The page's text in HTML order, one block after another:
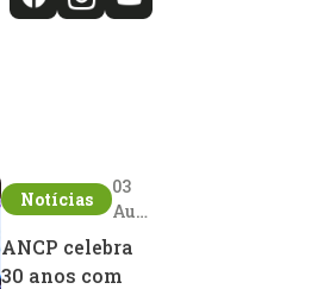
Notícias
03
Aug
ANCP celebra
30 anos com